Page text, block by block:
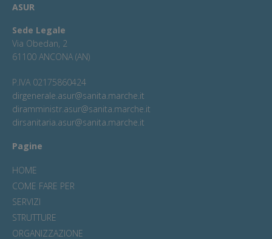
ASUR
Sede Legale
Via Obedan, 2
61100 ANCONA (AN)
P.IVA 02175860424
dirgenerale.asur@sanita.marche.it
diramministr.asur@sanita.marche.it
dirsanitaria.asur@sanita.marche.it
Pagine
HOME
COME FARE PER
SERVIZI
STRUTTURE
ORGANIZZAZIONE